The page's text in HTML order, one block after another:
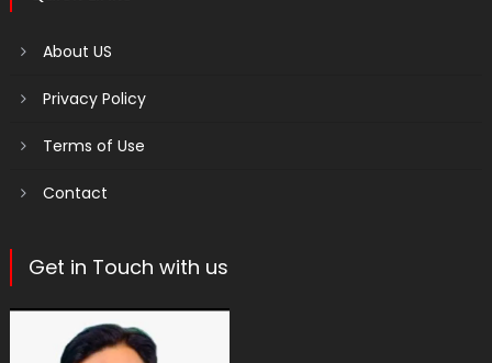
About US
Privacy Policy
Terms of Use
Contact
Get in Touch with us